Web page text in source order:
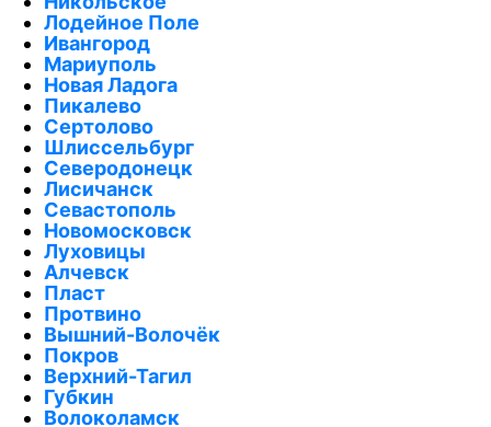
Лодейное Поле
Ивангород
Мариуполь
Новая Ладога
Пикалево
Сертолово
Шлиссельбург
Северодонецк
Лисичанск
Севастополь
Новомосковск
Луховицы
Алчевск
Пласт
Протвино
Вышний-Волочёк
Покров
Верхний-Тагил
Губкин
Волоколамск